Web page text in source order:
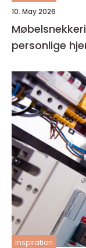
10. May 2026
personlige
inspiration